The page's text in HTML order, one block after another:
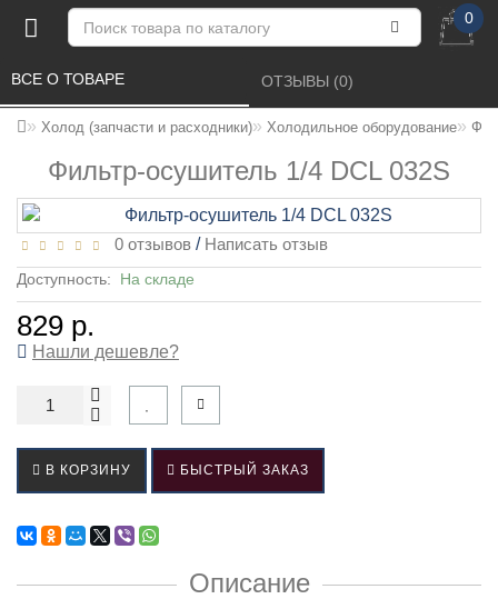
0
Холод (запчасти и расходники) Холодильное оборудование
Фильтр-осушитель 1/4 DCL 032S
ВСЕ О ТОВАРЕ ОТЗЫВЫ (0)
0 отзывов / Написать отзыв
Доступность: На складе
829 р.
Нашли дешевле?
В КОРЗИНУ БЫСТРЫЙ ЗАКАЗ
Описание